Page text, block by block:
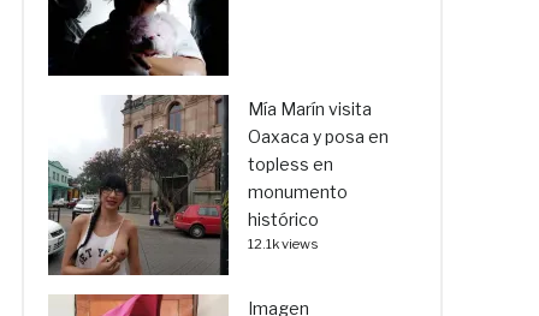
Mía Marín visita
Oaxaca y posa en
topless en
monumento
histórico
12.1k views
Imagen